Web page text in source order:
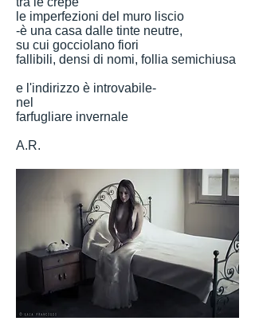
le imperfezioni del muro liscio
-è una casa dalle tinte neutre,
su cui gocciolano fiori
fallibili, densi di nomi, follia semichiusa
e l'indirizzo è introvabile-
nel
farfugliare invernale
A.R.